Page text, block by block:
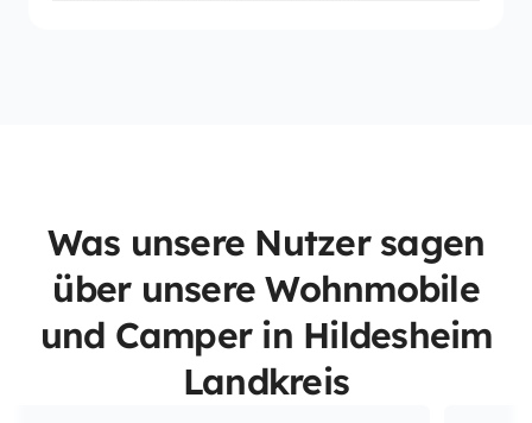
Was unsere Nutzer sagen
über unsere Wohnmobile
und Camper in Hildesheim
Landkreis